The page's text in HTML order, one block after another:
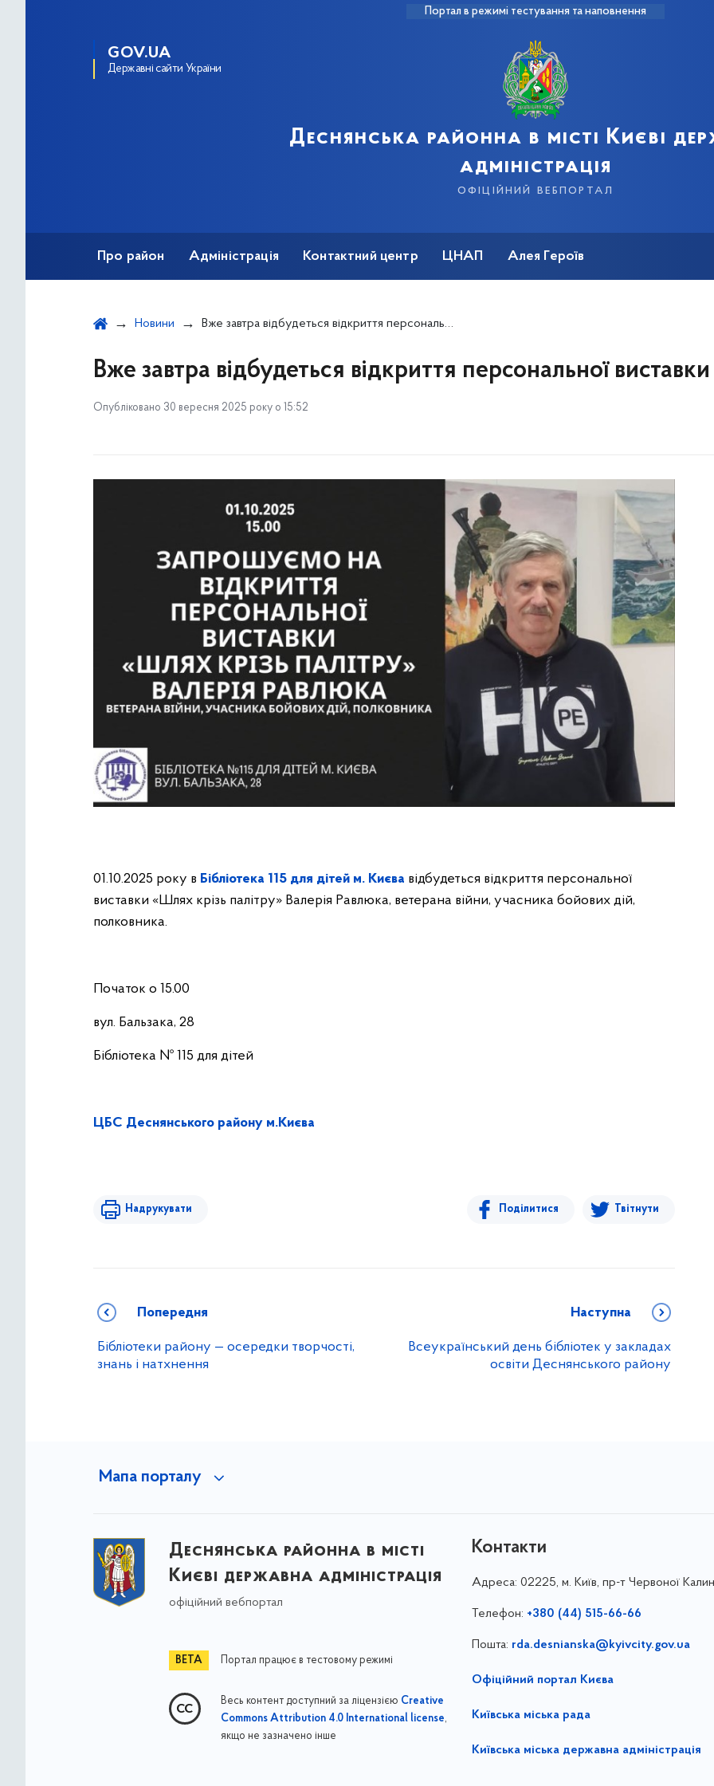
Портал в режимі тестування та наповнення
GOV.UA
Державні сайти України
Деснянська районна в місті Києві
адміністрація
офіційний вебпортал
Про район Адміністрація Контактний центр ЦНАП Алея Героїв
Новини Вже завтра відбудеться відкриття персональної виставки
Вже завтра відбудеться відкриття персональної виставки
Опубліковано 30 вересня 2025 року о 15:52
01.10.2025 року в Бібліотека 115 для дітей м. Києва відбудеться відкриття персональної
виставки «Шлях крізь палітру» Валерія Равлюка, ветерана війни, учасника бойових дій,
полковника.
Початок о 15.00
вул. Бальзака, 28
Бібліотека № 115 для дітей
ЦБС Деснянського району м.Києва
Надрукувати Поділитися Твітнути
Попередня
Бібліотеки району — осередки творчості,
знань і натхнення
Наступна
Всеукраїнський день бібліотек у закладах
освіти Деснянського району
Мапа порталу
Деснянська районна в місті
Києві державна адміністрація
офіційний вебпортал
Портал працює в тестовому режимі
Весь контент доступний за ліцензією Creative
Commons Attribution 4.0 International license,
якщо не зазначено інше
Контакти
Адреса: 02225, м. Київ, пр-т Червоної
Телефон: +380 (44) 515-66-66
Пошта: rda.desnianska@kyivcity.gov.ua
Офіційний портал Києва
Київська міська рада
Київська міська державна адміністрація